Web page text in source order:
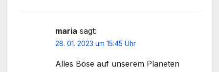
maria sagt:
28. 01. 2023 um 15:45 Uhr
Alles Böse auf unserem Planeten